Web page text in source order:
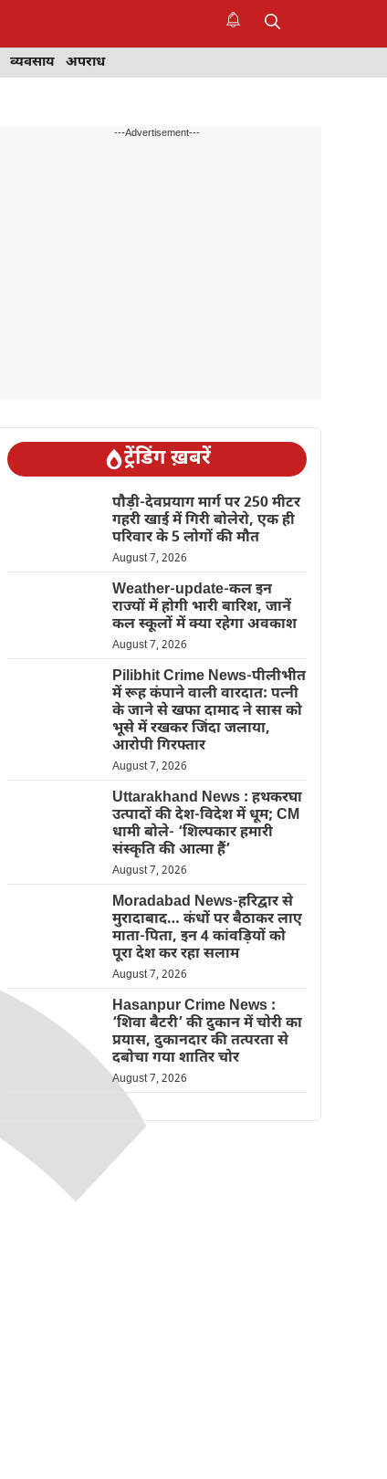
व्यवसाय अपराध
---Advertisement---
ट्रेंडिंग ख़बरें
पौड़ी-देवप्रयाग मार्ग पर 250 मीटर
गहरी खाई में गिरी बोलेरो, एक ही
परिवार के 5 लोगों की मौत
August 7, 2026
Weather-update-कल इन
राज्यों में होगी भारी बारिश, जानें
कल स्कूलों में क्या रहेगा अवकाश
August 7, 2026
Pilibhit Crime News-पीलीभीत
में रूह कंपाने वाली वारदात: पत्नी
के जाने से खफा दामाद ने सास को
भूसे में रखकर जिंदा जलाया,
आरोपी गिरफ्तार
August 7, 2026
Uttarakhand News : हथकरघा
उत्पादों की देश-विदेश में धूम; CM
धामी बोले- ‘शिल्पकार हमारी
संस्कृति की आत्मा हैं’
August 7, 2026
Moradabad News-हरिद्वार से
मुरादाबाद… कंधों पर बैठाकर लाए
माता-पिता, इन 4 कांवड़ियों को
पूरा देश कर रहा सलाम
August 7, 2026
Hasanpur Crime News :
‘शिवा बैटरी’ की दुकान में चोरी का
प्रयास, दुकानदार की तत्परता से
दबोचा गया शातिर चोर
August 7, 2026